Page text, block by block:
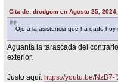
Cita de: drodgom en Agosto 25,
Ojo a la asistencia que ha dado hoy
Aguanta la tarascada del
exterior.
Justo aquí:https://youtu.be/NzB7-